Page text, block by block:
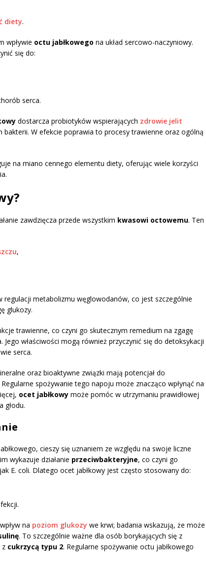
diety.
wpływie octu jabłkowego na układ sercowo-naczyniowy.
się do:
serca.
dostarcza probiotyków wspierających zdrowie jelit
W efekcie poprawia to procesy trawienne oraz ogólną
na miano cennego elementu diety, oferując wiele korzyści
zawdzięcza przede wszystkim kwasowi octowemu. Ten
,
regulacji metabolizmu węglowodanów, co jest szczególnie
glukozy.
trawienne, co czyni go skutecznym remedium na zgagę
właściwości mogą również przyczynić się do detoksykacji
serca.
oraz bioaktywne związki mają potencjał do
spożywanie tego napoju może znacząco wpłynąć na
ocet jabłkowy może pomóc w utrzymaniu prawidłowej
głodu.
cieszy się uznaniem ze względu na swoje liczne
wykazuje działanie przeciwbakteryjne, co czyni go
E. coli. Dlatego ocet jabłkowy jest często stosowany do:
na poziom glukozy we krwi; badania wskazują, że może
. To szczególnie ważne dla osób borykających się z
z cukrzycą typu 2. Regularne spożywanie octu jabłkowego